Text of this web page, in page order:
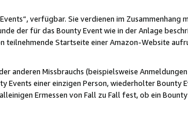
verfügbar. Sie verdienen im Zusammenhang
der für das Bounty Event wie in der Anlage
teilnehmende Startseite einer Amazon-Website
anderen Missbrauchs (beispielsweise
Events einer einzigen Person, wiederholter Bounty
Ermessen von Fall zu Fall fest, ob ein